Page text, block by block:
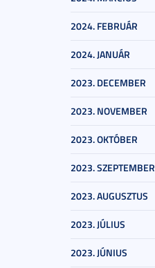
2024. FEBRUÁR
2024. JANUÁR
2023. DECEMBER
2023. NOVEMBER
2023. OKTÓBER
2023. SZEPTEMBER
2023. AUGUSZTUS
2023. JÚLIUS
2023. JÚNIUS